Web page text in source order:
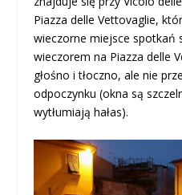
Piazza delle Vettovaglie,
wieczorne miejsce spotkań
wieczorem na Piazza delle
głośno i tłoczno, ale nie
odpoczynku (okna są
wytłumiają hałas).